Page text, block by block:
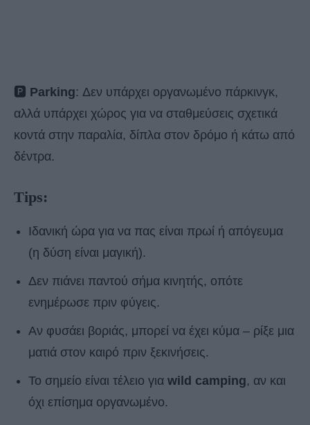
🅿️ Parking: Δεν υπάρχει οργανωμένο πάρκινγκ,
αλλά υπάρχει χώρος για να σταθμεύσεις σχετικά
κοντά στην παραλία, δίπλα στον δρόμο ή κάτω από
δέντρα.
Tips:
Ιδανική ώρα για να πας είναι πρωί ή απόγευμα
(η δύση είναι μαγική).
Δεν πιάνει παντού σήμα κινητής, οπότε
ενημέρωσε πριν φύγεις.
Αν φυσάει βοριάς, μπορεί να έχει κύμα – ρίξε μια
ματιά στον καιρό πριν ξεκινήσεις.
Το σημείο είναι τέλειο για wild camping, αν και
όχι επίσημα οργανωμένο.